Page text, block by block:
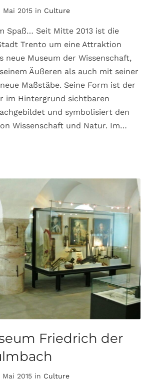
Mai 2015 in Culture
Spaß… Seit Mitte 2013 ist die
Trento um eine Attraktion
neue Museum der Wissenschaft,
Äußeren als auch mit seiner
Maßstäbe. Seine Form ist der
im Hintergrund sichtbaren
und symbolisiert den
Wissenschaft und Natur. Im…
Friedrich der
Mai 2015 in Culture